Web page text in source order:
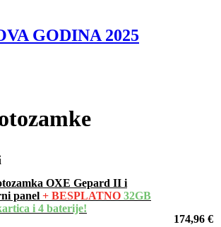
GODINA 2025
OXE Gepard II i
panel + BESPLATNO 32GB
i 4 baterije!
174,96 €